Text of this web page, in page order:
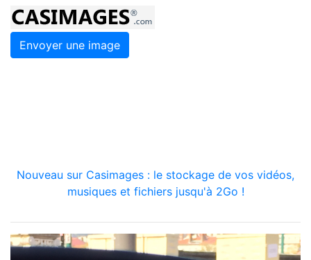
Envoyer une image
Nouveau sur Casimages : le stockage de vos vidéos,
musiques et fichiers jusqu'à 2Go !